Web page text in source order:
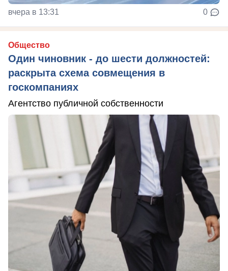
вчера в 13:31 0
Общество
Один чиновник - до шести должностей:
раскрыта схема совмещения в
госкомпаниях
Агентство публичной собственности